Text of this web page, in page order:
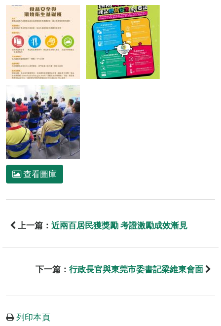
查看圖庫
上一篇： 近兩百居民獲獎勵 考證激勵成效漸見
下一篇： 行政長官與東莞市委書記梁維東會面
列印本頁